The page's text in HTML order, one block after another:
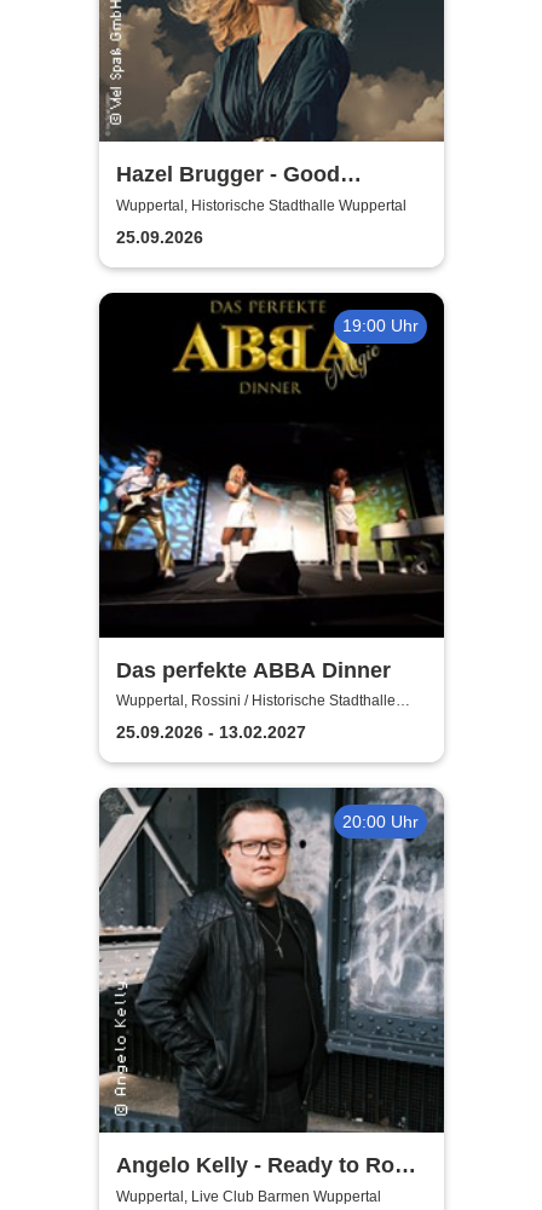
Hazel Brugger - Good
Evening Europe
Wuppertal, Historische Stadthalle Wuppertal
25.09.2026
19:00 Uhr
Das perfekte ABBA Dinner
Wuppertal, Rossini / Historische Stadthalle
Wuppertal
25.09.2026 - 13.02.2027
20:00 Uhr
Angelo Kelly - Ready to Rock
- Tour 2026
Wuppertal, Live Club Barmen Wuppertal